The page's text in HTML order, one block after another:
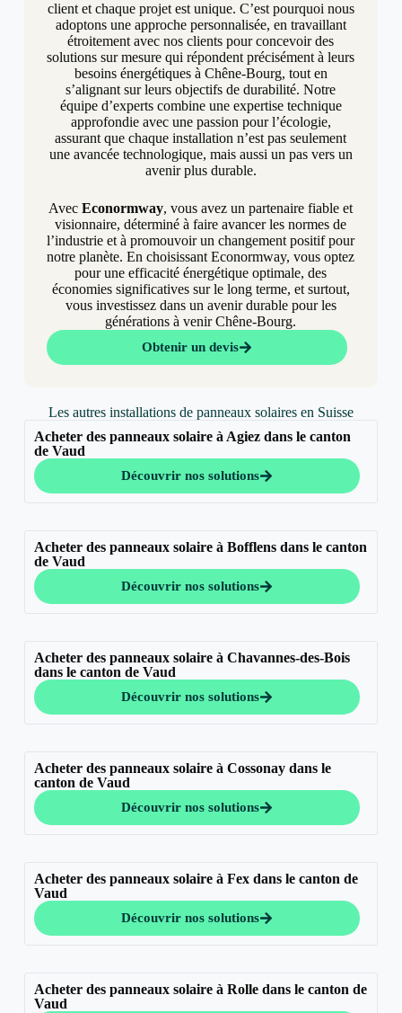
client et chaque projet est unique. C’est pourquoi nous
adoptons une approche personnalisée, en travaillant
étroitement avec nos clients pour concevoir des
solutions sur mesure qui répondent précisément à leurs
besoins énergétiques à Chêne-Bourg, tout en
s’alignant sur leurs objectifs de durabilité. Notre
équipe d’experts combine une expertise technique
approfondie avec une passion pour l’écologie,
assurant que chaque installation n’est pas seulement
une avancée technologique, mais aussi un pas vers un
avenir plus durable.
AvecEconormway, vous avez un partenaire fiable et
visionnaire, déterminé à faire avancer les normes de
l’industrie et à promouvoir un changement positif pour
notre planète. En choisissant Econormway, vous optez
pour une efficacité énergétique optimale, des
économies significatives sur le long terme, et surtout,
vous investissez dans un avenir durable pour les
générations à venir Chêne-Bourg.
Obtenir un devis
Les autres installations de panneaux solaires en Suisse
Acheter des panneaux solaire à Agiez dans le canton
de Vaud
Découvrir nos solutions
Acheter des panneaux solaire à Bofflens dans le canton
de Vaud
Découvrir nos solutions
Acheter des panneaux solaire à Chavannes-des-Bois
dans le canton de Vaud
Découvrir nos solutions
Acheter des panneaux solaire à Cossonay dans le
canton de Vaud
Découvrir nos solutions
Acheter des panneaux solaire à Fex dans le canton de
Vaud
Découvrir nos solutions
Acheter des panneaux solaire à Rolle dans le canton de
Vaud